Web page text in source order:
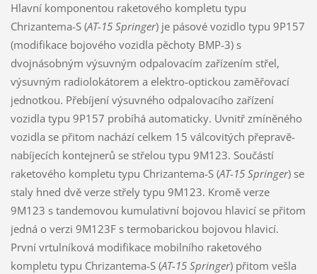
Hlavní komponentou raketového kompletu typu
Chrizantema-S (AT-15 Springer) je pásové vozidlo typu 9P157
(modifikace bojového vozidla pěchoty BMP-3) s
dvojnásobným výsuvným odpalovacím zařízením střel,
výsuvným radiolokátorem a elektro-optickou zaměřovací
jednotkou. Přebíjení výsuvného odpalovacího zařízení
vozidla typu 9P157 probíhá automaticky. Uvnitř zmíněného
vozidla se přitom nachází celkem 15 válcovitých přepravě-
nabíjecích kontejnerů se střelou typu 9M123. Součástí
raketového kompletu typu Chrizantema-S (AT-15 Springer) se
staly hned dvě verze střely typu 9M123. Kromě verze
9M123 s tandemovou kumulativní bojovou hlavicí se přitom
jedná o verzi 9M123F s termobarickou bojovou hlavicí.
První vrtulníková modifikace mobilního raketového
kompletu typu Chrizantema-S (AT-15 Springer) přitom vešla